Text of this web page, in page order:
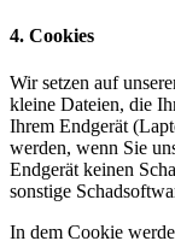
4. Cookies
Wir setzen auf
kleine Dateien, die
Ihrem Endgerät
werden, wenn Sie
Endgerät keinen
sonstige
In dem Cookie